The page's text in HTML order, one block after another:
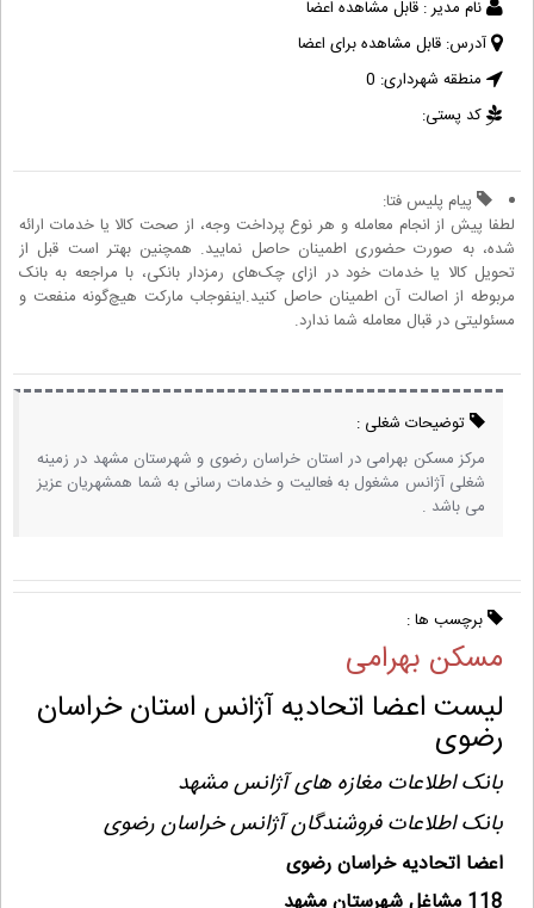
نام مدیر : قابل مشاهده اعضا
آدرس: قابل مشاهده برای اعضا
منطقه شهرداری: 0
کد پستی:
پیام پلیس فتا:
لطفا پیش از انجام معامله و هر نوع پرداخت وجه، از صحت کالا یا خدمات ارائه
شده، به صورت حضوری اطمینان حاصل نمایید. همچنین بهتر است قبل از
تحویل کالا یا خدمات خود در ازای چک‌های رمزدار بانکی، با مراجعه به بانک
مربوطه از اصالت آن اطمینان حاصل کنید.اینفوجاب مارکت هیچ‌گونه منفعت و
مسئولیتی در قبال معامله شما ندارد.
توضیحات شغلی :
مرکز مسکن بهرامی در استان خراسان رضوی و شهرستان مشهد در زمینه
شغلی آژانس مشغول به فعالیت و خدمات رسانی به شما همشهریان عزیز
می باشد .
برچسب ها :
مسکن بهرامی
لیست اعضا اتحادیه آژانس استان خراسان
رضوی
بانک اطلاعات مغازه های آژانس مشهد
بانک اطلاعات فروشندگان آژانس خراسان رضوی
اعضا اتحادیه خراسان رضوی